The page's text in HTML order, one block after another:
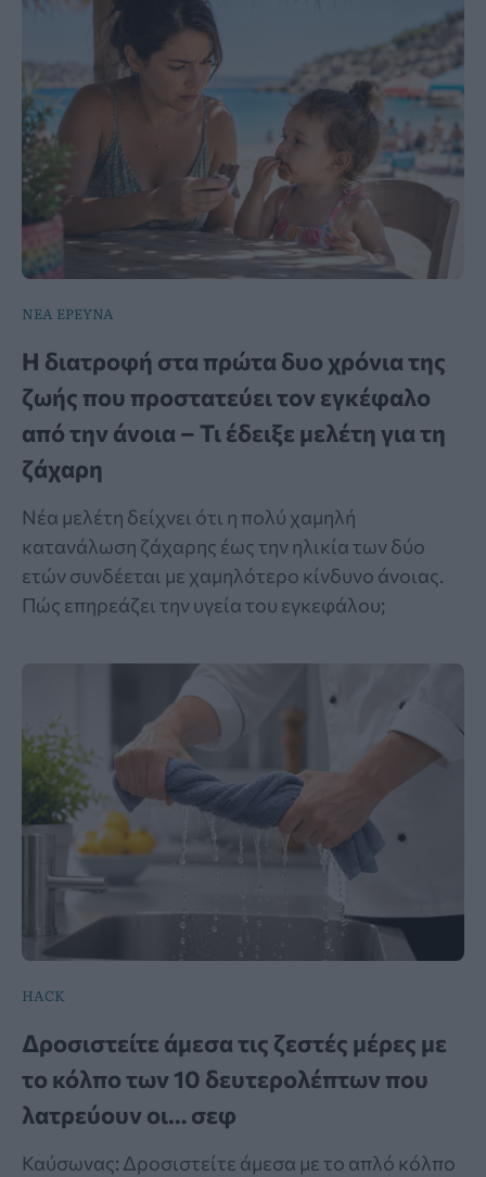
ΝΕΑ ΕΡΕΥΝΑ
Η διατροφή στα πρώτα δυο χρόνια της
ζωής που προστατεύει τον εγκέφαλο
από την άνοια – Τι έδειξε μελέτη για τη
ζάχαρη
Νέα μελέτη δείχνει ότι η πολύ χαμηλή
κατανάλωση ζάχαρης έως την ηλικία των δύο
ετών συνδέεται με χαμηλότερο κίνδυνο άνοιας.
Πώς επηρεάζει την υγεία του εγκεφάλου;
HACK
Δροσιστείτε άμεσα τις ζεστές μέρες με
το κόλπο των 10 δευτερολέπτων που
λατρεύουν οι… σεφ
Καύσωνας: Δροσιστείτε άμεσα με το απλό κόλπο